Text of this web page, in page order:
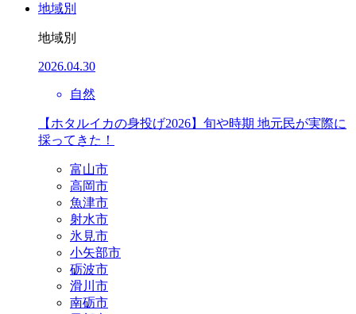
地域別
地域別
2026.04.30
自然
【ホタルイカの身投げ2026】旬や時期 地元民が実際に
採ってきた！
富山市
高岡市
魚津市
射水市
氷見市
小矢部市
砺波市
滑川市
南砺市